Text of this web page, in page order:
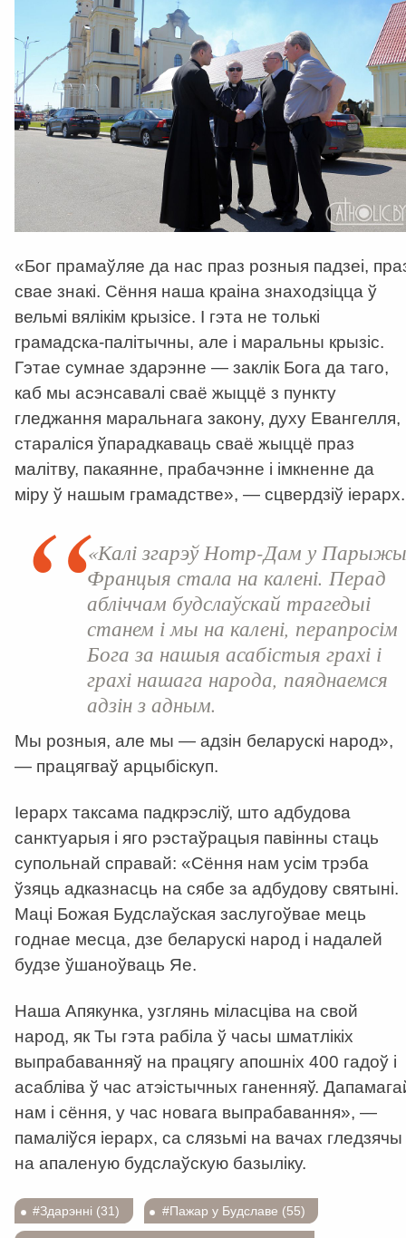
«Бог прамаўляе да нас праз розныя падзеі,
свае знакі. Сёння наша краіна знаходзіцца ў
вельмі вялікім крызісе. І гэта не толькі
грамадска-палітычны, але і маральны крызіс.
Гэтае сумнае здарэнне — заклік Бога да таго,
каб мы асэнсавалі сваё жыццё з пункту
гледжання маральнага закону, духу Евангелля,
стараліся ўпарадкаваць сваё жыццё праз
малітву, пакаянне, прабачэнне і імкненне да
міру ў нашым грамадстве», — сцвердзіў іерарх.
«Калі згарэў Нотр-Дам у
Францыя стала на калені. Перад
абліччам будслаўскай трагедыі
станем і мы на калені, перапросім
Бога за нашыя асабістыя грахі і
грахі нашага народа, паяднаемся
адзін з адным.
Мы розныя, але мы — адзін беларускі народ»,
— працягваў арцыбіскуп.
Іерарх таксама падкрэсліў, што адбудова
санктуарыя і яго рэстаўрацыя павінны стаць
супольнай справай: «Сёння нам усім трэба
ўзяць адказнасць на сябе за адбудову святыні.
Маці Божая Будслаўская заслугоўвае мець
годнае месца, дзе беларускі народ і надалей
будзе ўшаноўваць Яе.
Наша Апякунка, узглянь міласціва на свой
народ, як Ты гэта рабіла ў часы шматлікіх
выпрабаванняў на працягу апошніх 400 гадоў і
асабліва ў час атэістычных ганенняў.
нам і сёння, у час новага выпрабавання», —
памаліўся іерарх, са слязьмі на вачах гледзячы
на апаленую будслаўскую базыліку.
#Здарэнні (31) #Пажар у Будславе (55)